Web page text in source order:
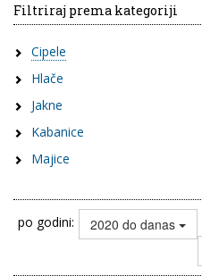
Filtriraj prema kategoriji
Cipele
Hlače
Jakne
Kabanice
Majice
po godini: 2020 do danas